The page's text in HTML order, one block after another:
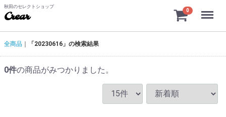
秋田のセレクトショップ
Crear
0 Menu
全商品 「20230616」の検索結果
0件の商品がみつかりました。